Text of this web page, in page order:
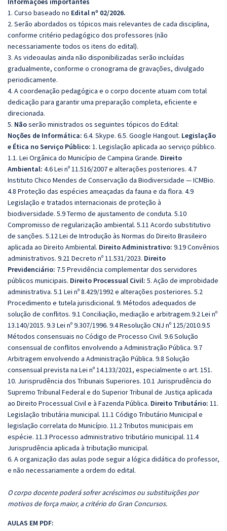
1. Curso baseado no Edital nº 02/2026.
2. Serão abordados os tópicos mais relevantes de cada disciplina,
conforme critério pedagógico dos professores (não
necessariamente todos os itens do edital).
3. As videoaulas ainda não disponibilizadas serão incluídas
gradualmente, conforme o cronograma de gravações, divulgado
periodicamente.
4. A coordenação pedagógica e o corpo docente atuam com total
dedicação para garantir uma preparação completa, eficiente e
direcionada.
5. Nãoserão ministrados os seguintes tópicos do Edital:
Noções de Informática: 6.4. Skype. 6.5. Google Hangout. Legislação
e Ética no Serviço Público: 1. Legislação aplicada ao serviço público.
1.1. Lei Orgânica do Município de Campina Grande. Direito
Ambiental: 4.6 Lei nº 11.516/2007 e alterações posteriores. 4.7
Instituto Chico Mendes de Conservação da Biodiversidade — ICMBio.
4.8 Proteção das espécies ameaçadas da fauna e da flora. 4.9
Legislação e tratados internacionais de proteção à
biodiversidade. 5.9 Termo de ajustamento de conduta. 5.10
Compromisso de regularização ambiental. 5.11 Acordo substitutivo
de sanções. 5.12 Lei de Introdução às Normas do Direito Brasileiro
aplicada ao Direito Ambiental. Direito Administrativo: 9.19 Convênios
administrativos. 9.21 Decreto nº 11.531/2023. Direito
Previdenciário: 7.5 Previdência complementar dos servidores
públicos municipais. Direito Processual Civil: 5. Ação de improbidade
administrativa. 5.1 Lei nº 8.429/1992 e alterações posteriores. 5.2
Procedimento e tutela jurisdicional. 9. Métodos adequados de
solução de conflitos. 9.1 Conciliação, mediação e arbitragem.9.2 Lei nº
13.140/2015. 9.3 Lei nº 9.307/1996. 9.4 Resolução CNJ nº 125/2010.9.5
Métodos consensuais no Código de Processo Civil. 9.6 Solução
consensual de conflitos envolvendo a Administração Pública. 9.7
Arbitragem envolvendo a Administração Pública. 9.8 Solução
consensual prevista na Lei nº 14.133/2021, especialmente o art. 151.
10. Jurisprudência dos Tribunais Superiores. 10.1 Jurisprudência do
Supremo Tribunal Federal e do Superior Tribunal de Justiça aplicada
ao Direito Processual Civil e à Fazenda Pública. Direito Tributário: 11.
Legislação tributária municipal. 11.1 Código Tributário Municipal e
legislação correlata do Município. 11.2 Tributos municipais em
espécie. 11.3 Processo administrativo tributário municipal. 11.4
Jurisprudência aplicada à tributação municipal.
6. A organização das aulas pode seguir a lógica didática do professor,
e não necessariamente a ordem do edital.
O corpo docente poderá sofrer acréscimos ou substituições por
motivos de força maior, a critério do Gran Concursos.
AULAS EM PDF: